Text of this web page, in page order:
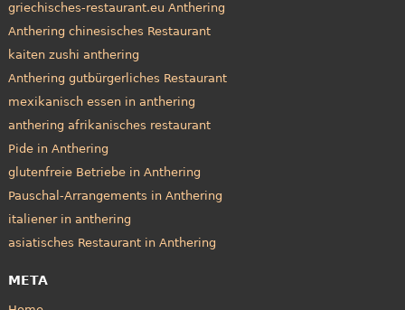
griechisches-restaurant.eu Anthering
Anthering chinesisches Restaurant
kaiten zushi anthering
Anthering gutbürgerliches Restaurant
mexikanisch essen in anthering
anthering afrikanisches restaurant
Pide in Anthering
glutenfreie Betriebe in Anthering
Pauschal-Arrangements in Anthering
italiener in anthering
asiatisches Restaurant in Anthering
META